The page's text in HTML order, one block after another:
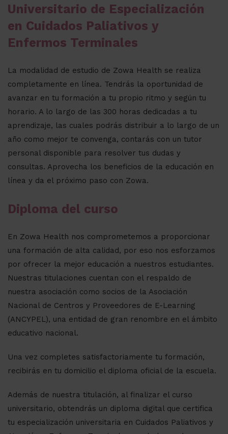
Universitario de Especialización
en Cuidados Paliativos y
Enfermos Terminales
La modalidad de estudio de Zowa Health se realiza
completamente en línea. Tendrás la oportunidad de
avanzar en tu formación a tu propio ritmo y según tu
horario. A lo largo de las 300 horas dedicadas a tu
aprendizaje, las cuales podrás distribuir a lo largo de un
año como mejor te convenga, contarás con un tutor
personal disponible para resolver tus dudas y
consultas. Aprovecha los beneficios de la educación en
línea y da el próximo paso con Zowa.
Diploma del curso
En Zowa Health nos comprometemos a proporcionar
una formación de alta calidad, por eso nos esforzamos
por ofrecer la mejor educación a nuestros estudiantes.
Nuestras titulaciones cuentan con el respaldo de
nuestra asociación como socios de la Asociación
Nacional de Centros y Proveedores de E-Learning
(ANCYPEL), una entidad de gran renombre en el ámbito
educativo nacional.
Una vez completes satisfactoriamente tu formación,
recibirás en tu domicilio el diploma oficial de la escuela.
Además de nuestra titulación, al finalizar el curso
universitario, obtendrás un diploma digital que certifica
tu especialización universitaria en Cuidados Paliativos y